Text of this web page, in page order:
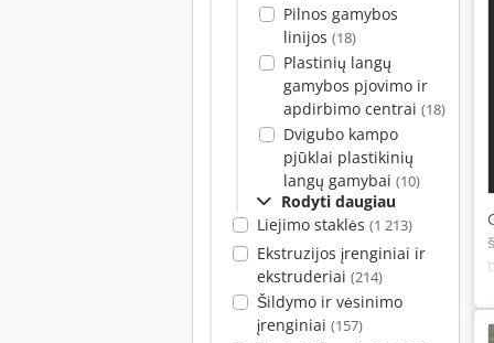
Pilnos gamybos
linijos (18)
Plastinių langų
gamybos pjovimo ir
apdirbimo centrai (18)
Dvigubo kampo
pjūklai plastikinių
langų gamybai (10)
Rodyti daugiau
Liejimo staklės (1 213)
Ekstruzijos įrenginiai ir
ekstruderiai (214)
Šildymo ir vėsinimo
įrenginiai (157)